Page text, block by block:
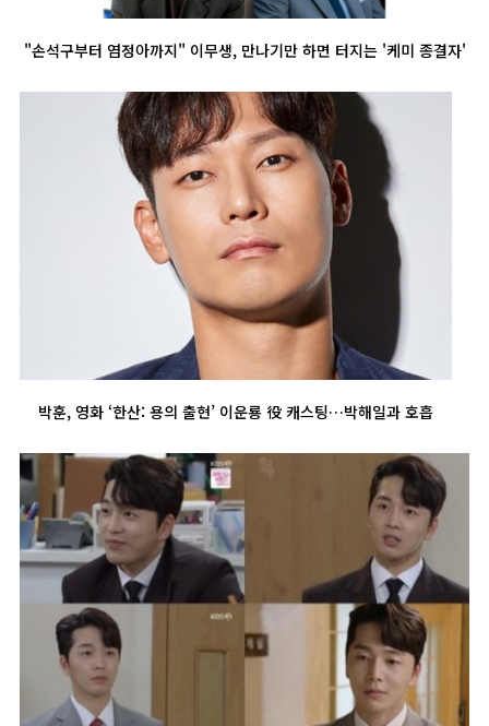
"손석구부터 염정아까지" 이무생, 만나기만 하면 터지는 '케미 종결자'
박훈, 영화 ‘한산: 용의 출현’ 이운룡 役 캐스팅…박해일과 호흡